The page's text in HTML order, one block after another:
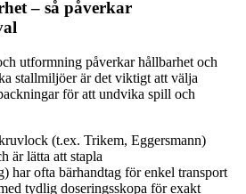
– så påverkar
utformning påverkar hållbarhet och
stallmiljöer är det viktigt att välja
för att undvika spill och
(t.ex. Trikem, Eggersmann)
är lätta att stapla
har ofta bärhandtag för enkel transport
tydlig doseringsskopa för exakt